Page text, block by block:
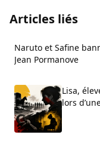
Articles liés
Naruto et Safine
Jean Pormanove
Lisa,
lors